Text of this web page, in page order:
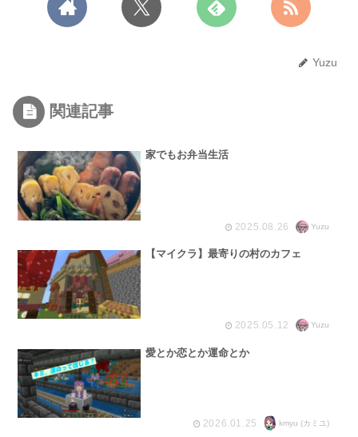
Yuzu
関連記事
家でもお弁当生活
2025.08.26 Yuzu
【マイクラ】最寄りの村のカフェ
2025.05.12 Yuzu
愛とか恋とか運命とか
2026.01.25 kmyu (カミユ)